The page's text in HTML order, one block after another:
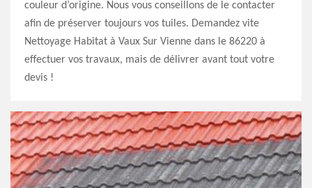
couleur d’origine. Nous vous conseillons de le contacter
afin de préserver toujours vos tuiles. Demandez vite
Nettoyage Habitat à Vaux Sur Vienne dans le 86220 à
effectuer vos travaux, mais de délivrer avant tout votre
devis !